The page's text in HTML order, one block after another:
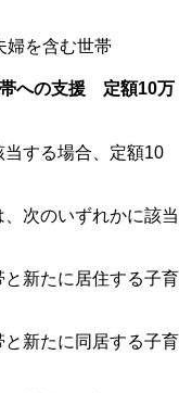
婦を含む世帯
への支援 定額10万
する場合、定額10
次のいずれかに該当
と新たに居住する子育
と新たに同居する子育